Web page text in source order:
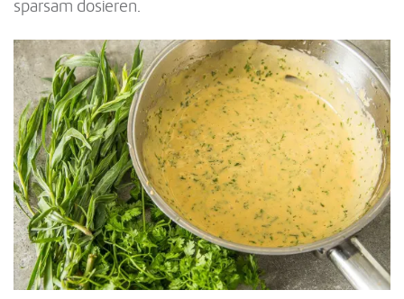
sparsam dosieren.